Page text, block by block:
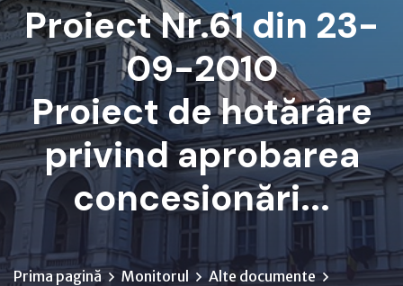
Proiect Nr.61 din 23-
09-2010
Proiect de hotărâre
privind aprobarea
concesionări...
Prima pagină Monitorul
Alte documente